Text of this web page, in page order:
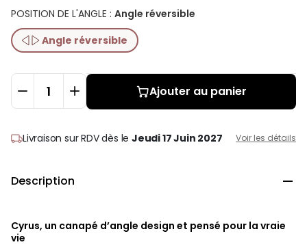
POSITION DE L'ANGLE : Angle réversible
Angle réversible
Ajouter au panier
Livraison sur RDVdès leJeudi 17 Juin 2027 Voir les détails
Description 
Cyrus, un canapé d’angle design et pensé pour la vraie
vie